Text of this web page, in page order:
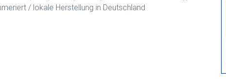
/ lokale Herstellung in Deutschland